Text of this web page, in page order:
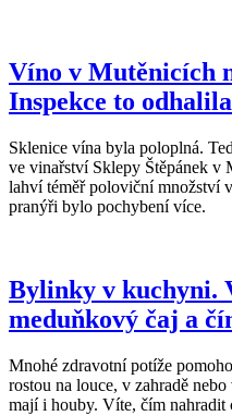
Víno v Mutěnicích
Inspekce to odhalila
Sklenice vína byla poloplná.
ve vinařství Sklepy Štěpánek v
lahví téměř poloviční množství
pranýři bylo pochybení více.
Bylinky v kuchyni.
meduňkový čaj a
Mnohé zdravotní potíže
rostou na louce, v zahradě
mají i houby. Víte, čím nahradit